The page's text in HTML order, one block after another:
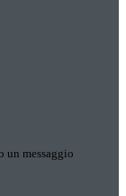
un messaggio